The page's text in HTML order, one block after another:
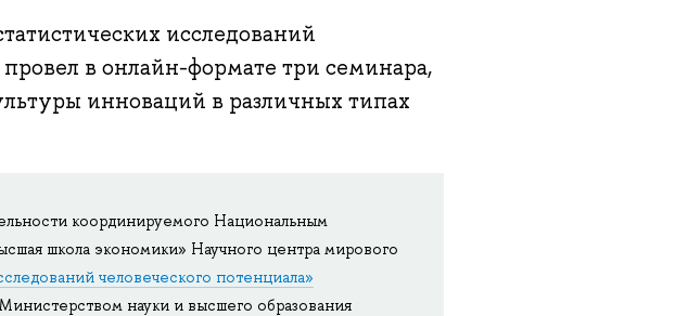
исследований
в онлайн-формате три семинара,
инноваций в различных типах
координируемого Национальным
школа экономики» Научного центра мирового
человеческого потенциала»
науки и высшего образования